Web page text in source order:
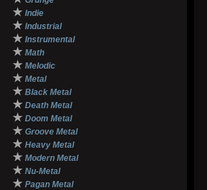
★ Indie
★ Industrial
★ Instrumental
★ Math
★ Melodic
★ Metal
★ Black Metal
★ Death Metal
★ Doom Metal
★ Groove Metal
★ Heavy Metal
★ Modern Metal
★ Nu-Metal
★ Pagan Metal